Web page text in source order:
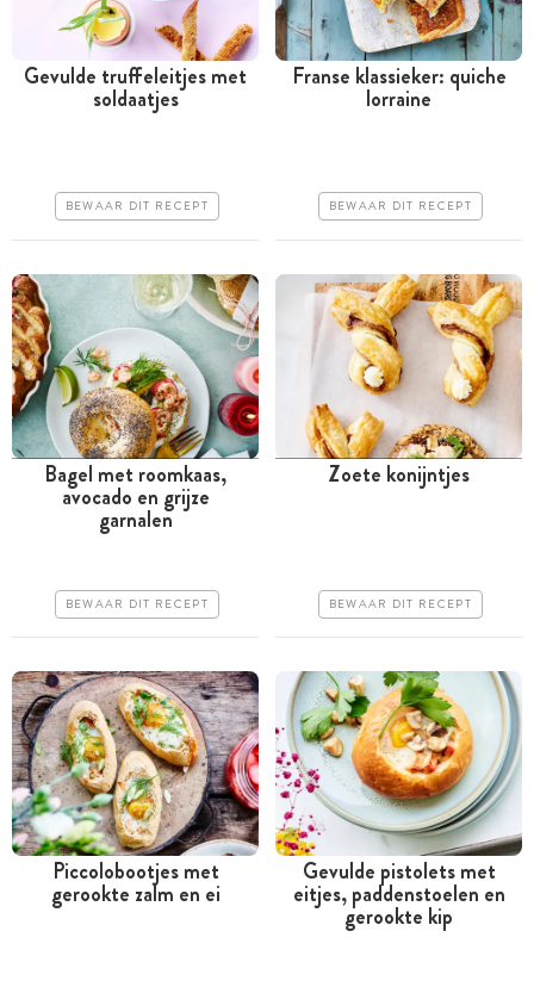
Minder dan 30 minuten
Makkelijk
Gevulde truffeleitjes met
soldaatjes
BEWAAR DIT RECEPT
Tussen 30 minuten en 1
Franse klassieker: quiche
lorraine
BEWAAR DIT RECEPT
Minder dan 30 minuten
Erg makkelijk
Bagel met roomkaas,
avocado en grijze
garnalen
BEWAAR DIT RECEPT
Zoete konijntjes
BEWAAR DIT RECEPT
Tussen 30 minuten en 1
Piccolobootjes met
gerookte zalm en ei Minder dan 30 minuten
Gevulde pistolets met
eitjes, paddenstoelen en
gerookte kip